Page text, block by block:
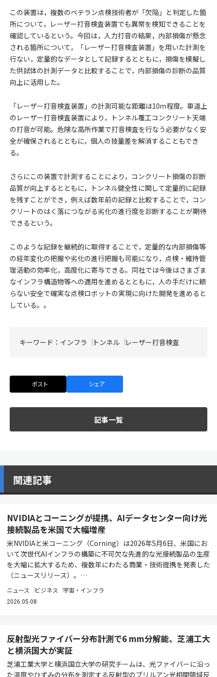
この装置は，複数のベテラン点検技術者が「欠陥」と判定した箇
所について，レーザー打音検査装置でも異常を検知できることを
確認しているという。今回は，人力打音の結果，内部損傷が懸念
される箇所について，「レーザー打音検査装置」を用いた計測を
行ない，定量的なデータとして記録するとともに，損傷を模擬し
た供試体の計測データと比較することで，内部損傷の診断の品質
向上に活用した。
「レーザー打音検査装置」の計測可能な距離は10ｍ程度。車道上
のレーザー打音検査装置により，トンネル覆工コンクリート天端
の打音が可能。危険な高所作業で打音検査を行なう必要がなく安
全が確保されるとともに，個人の技量差を解消することもでき
る。
さらにこの装置で計測することにより，コンクリート損傷の診断
品質が向上するとともに，トンネル健全性に関して定量的に記録
を残すことができ，例えば数年前の記録と比較することで，コン
クリートのはく落につながる劣化の進行度を診断することが期待
できるという。
このような記録を継続的に取得することで，定量的な内部損傷等
の経年変化の把握や劣化の進行把握も可能になり，点検・維持管
理活動の効率化，高度化に寄与できる。同社では今後はさまざま
なインフラ構造物等への適用を進めるとともに，人の手だけに頼
らない安全で確実な点検ロボットの実現に向けた開発を進めると
している。。
キーワード： インフラ トンネル レーザー打音検査
ポスト シェア
記事一覧
関連記事
NVIDIAとコーニングが提携、AIデータセンター向け光
接続製品を米国で大幅増産
米NVIDIAと米コーニング（Corning）は2026年5月6日、米国にお
いて次世代AIインフラの構築に不可欠な先進的な光接続製品の生産
を大幅に拡大するため、複数年にわたる商業・技術提携を発表した
（ニュースリリース）。…
ニュース ビジネス 宇宙・インフラ
2026.05.08
反射型光ファイバー分布計測で6 mm分解能、芝浦工大
と横浜国大が実証
芝浦工業大学と横浜国立大学の研究チームは、光ファイバーに沿っ
た温度やひずみの分布を測定する反射型のブリルアン光相関領域反